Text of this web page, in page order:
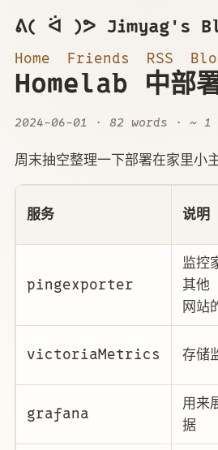
ᕕ( ᐛ )ᕗ Jimyag's
Home Friends RSS
Homelab 中部
2024-06-01 · 82 words · ~ 1
周末抽空整理一下部署在家里小
服务 说明
pingexporter
监控
其
网站
victoriaMetrics 存储
grafana
用来
据